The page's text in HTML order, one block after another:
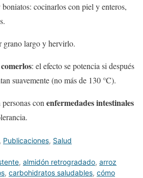
cocinarlos con piel y enteros,
grano largo y hervirlo.
: el efecto se potencia si después
suavemente (no más de 130 °C).
con enfermedades intestinales
, Publicaciones, Salud
, almidón retrogradado, arroz
, carbohidratos saludables, cómo